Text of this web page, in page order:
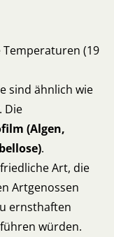
(19
sind ähnlich wie
. Die
(Algen,
.
Art, die
Artgenossen
ernsthaften
würden.